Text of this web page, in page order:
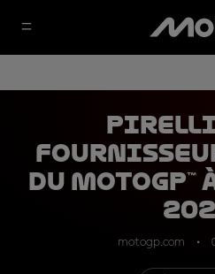
Pirelli
du
motogp.com